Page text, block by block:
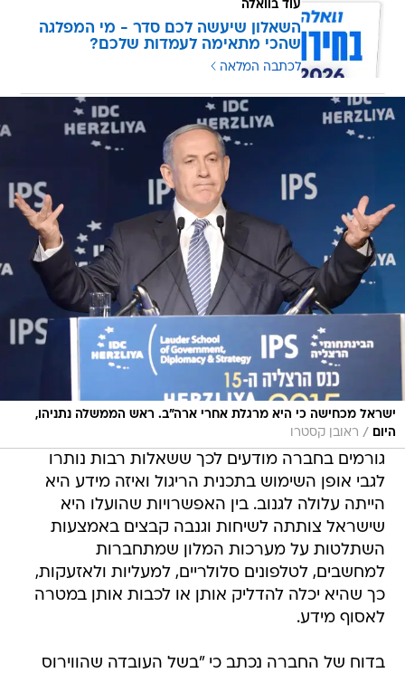
עוד בוואלה
השאלון שיעשה לכם סדר - מי המפלגה
שהכי מתאימה לעמדות שלכם?
לכתבה המלאה
ישראל מכחישה כי היא מרגלת אחרי ארה"ב. ראש הממשלה נתניהו,
היום
/ ראובן קסטרו
גורמים בחברה מודעים לכך ששאלות רבות נותרו
לגבי אופן השימוש בתכנית הריגול ואיזה מידע היא
הייתה עלולה לגנוב. בין האפשרויות שהועלו היא
שישראל צותתה לשיחות וגנבה קבצים באמצעות
השתלטות על מערכות המלון שמתחברות
למחשבים, לטלפונים סלולריים, למעליות ולאזעקות,
כך שהיא יכלה להדליק אותן או לכבות אותן במטרה
לאסוף מידע.
בדוח של החברה נכתב כי "בשל העובדה שהווירוס